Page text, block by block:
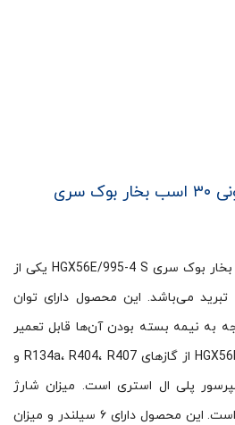
معرفی کمپرسور پیستونی ۳۰ اسب بخار بوک سری
کمپرسور پیستونی ۳۰ اسب بخار بوک سری HGX56E/995-4 S یکی از
می‌باشد. این محصول دارای توان
توجه به نیمه بسته بودن آن‌ها قابل تعمیر
هستند. کمپرسور HGX56E/995-4 S از گازهای R134a، R404، R407 و
پلی ال استری است. میزان شارژ
روغن این محصول ۳٫۲ لیتر است. این محصول دارای ۶ سیلندر و میزان